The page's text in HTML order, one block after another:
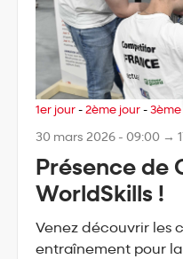
1er jour - 2ème jour - 3ème
30 mars 2026 - 09:00 →
Présence de
WorldSkills !
Venez découvrir les
entraînement pour